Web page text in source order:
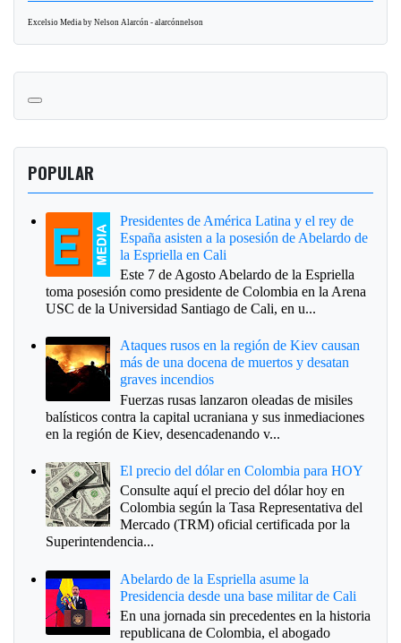
Excelsio Media by Nelson Alarcón - alarcónnelson
POPULAR
Presidentes de América Latina y el rey de
España asisten a la posesión de Abelardo de
la Espriella en Cali
Este 7 de Agosto Abelardo de la Espriella
toma posesión como presidente de Colombia en la Arena
USC de la Universidad Santiago de Cali, en u...
Ataques rusos en la región de Kiev causan
más de una docena de muertos y desatan
graves incendios
Fuerzas rusas lanzaron oleadas de misiles
balísticos contra la capital ucraniana y sus inmediaciones
en la región de Kiev, desencadenando v...
El precio del dólar en Colombia para HOY
Consulte aquí el precio del dólar hoy en
Colombia según la Tasa Representativa del
Mercado (TRM) oficial certificada por la
Superintendencia...
Abelardo de la Espriella asume la
Presidencia desde una base militar de Cali
En una jornada sin precedentes en la historia
republicana de Colombia, el abogado